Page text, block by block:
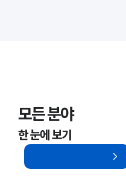
모든 분야
한 눈에 보기